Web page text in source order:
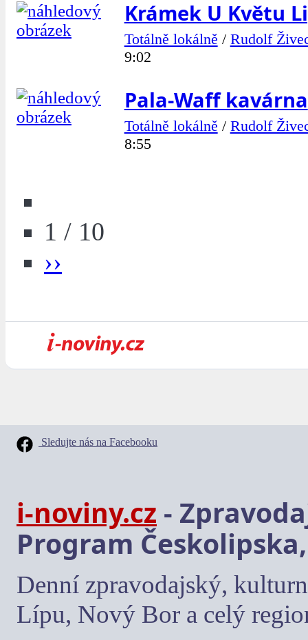
Krámek U Květu
Totálně lokálně / Rudolf
9:02
Pala-Waff kavárna
Totálně lokálně / Rudolf
8:55
1 / 10
››
Sledujte nás na Facebooku
i-noviny.cz -
Program
Denní zpravodajský,
Lípu, Nový Bor a celý